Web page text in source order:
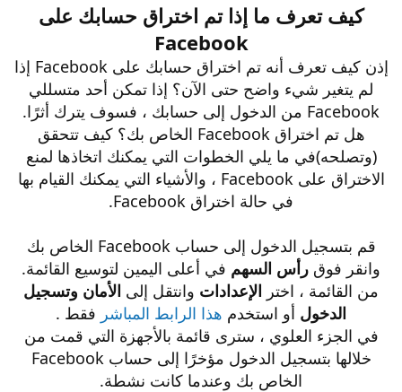
كيف تعرف ما إذا تم اختراق حسابك على
Facebook
إذن كيف تعرف أنه تم اختراق حسابك على Facebook إذا
لم يتغير شيء واضح حتى الآن؟ إذا تمكن أحد متسللي
Facebook من الدخول إلى حسابك ، فسوف يترك أثرًا.
هل تم اختراق Facebook الخاص بك؟ كيف تتحقق
(وتصلحه)في ما يلي الخطوات التي يمكنك اتخاذها لمنع
الاختراق على Facebook ، والأشياء التي يمكنك القيام بها
في حالة اختراق Facebook.
قم بتسجيل الدخول إلى حساب Facebook الخاص بك
وانقر فوق رأس السهم في أعلى اليمين لتوسيع القائمة.
من القائمة ، اختر الإعدادات وانتقل إلى الأمان وتسجيل
الدخول أو استخدم هذا الرابط المباشر فقط .
في الجزء العلوي ، سترى قائمة بالأجهزة التي قمت من
خلالها بتسجيل الدخول مؤخرًا إلى حساب Facebook
الخاص بك وعندما كانت نشطة.